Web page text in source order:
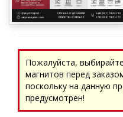
Пожалуйста,
магнитов перед
поскольку на данную
предусмотрен!